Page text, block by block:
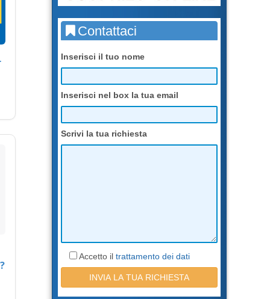
Contattaci
Inserisci il tuo nome
Inserisci nel box la tua email
Scrivi la tua richiesta
Accetto il trattamento dei dati